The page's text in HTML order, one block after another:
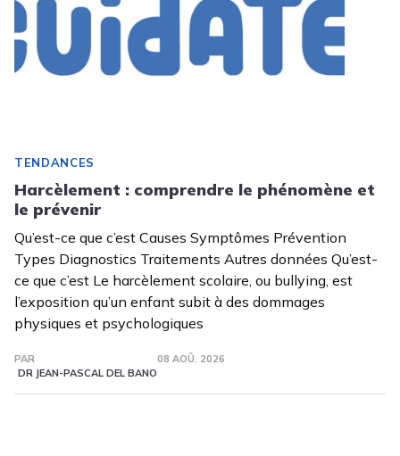
TENDANCES
Harcèlement : comprendre le phénomène et
le prévenir
Qu’est-ce que c’est Causes Symptômes Prévention
Types Diagnostics Traitements Autres données Qu’est-
ce que c’est Le harcèlement scolaire, ou bullying, est
l’exposition qu’un enfant subit à des dommages
physiques et psychologiques
PAR
DR JEAN-PASCAL DEL BANO
08 AOÛ. 2026